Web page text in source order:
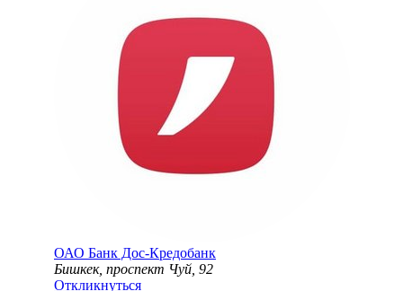
ОАО Банк Дос-Кредобанк
Бишкек, проспект Чуй, 92
Откликнуться